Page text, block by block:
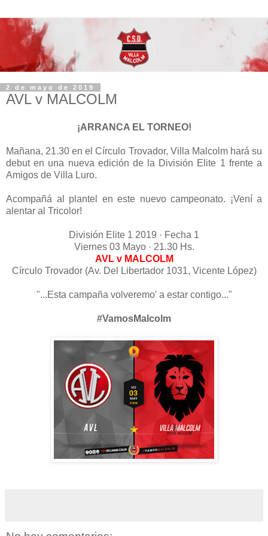
2 de mayo de 2019
AVL v MALCOLM
¡ARRANCA EL TORNEO!
Mañana, 21.30 en el Círculo Trovador, Villa Malcolm hará su
debut en una nueva edición de la División Elite 1 frente a
Amigos de Villa Luro.
Acompañá al plantel en este nuevo campeonato. ¡Vení a
alentar al Tricolor!
División Elite 1 2019 · Fecha 1
Viernes 03 Mayo · 21.30 Hs.
AVL v MALCOLM
Círculo Trovador (Av. Del Libertador 1031, Vicente López)
"...Esta campaña volveremo' a estar contigo..."
#VamosMalcolm